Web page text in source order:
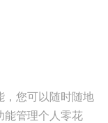
，您可以随时随地
能管理个人零花